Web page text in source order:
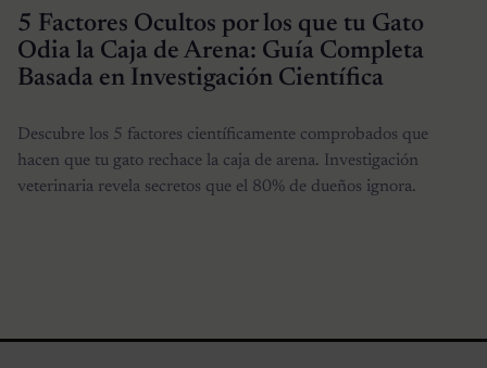
5 Factores Ocultos por los que tu Gato
Odia la Caja de Arena: Guía Completa
Basada en Investigación Científica
Descubre los 5 factores científicamente comprobados que
hacen que tu gato rechace la caja de arena. Investigación
veterinaria revela secretos que el 80% de dueños ignora.